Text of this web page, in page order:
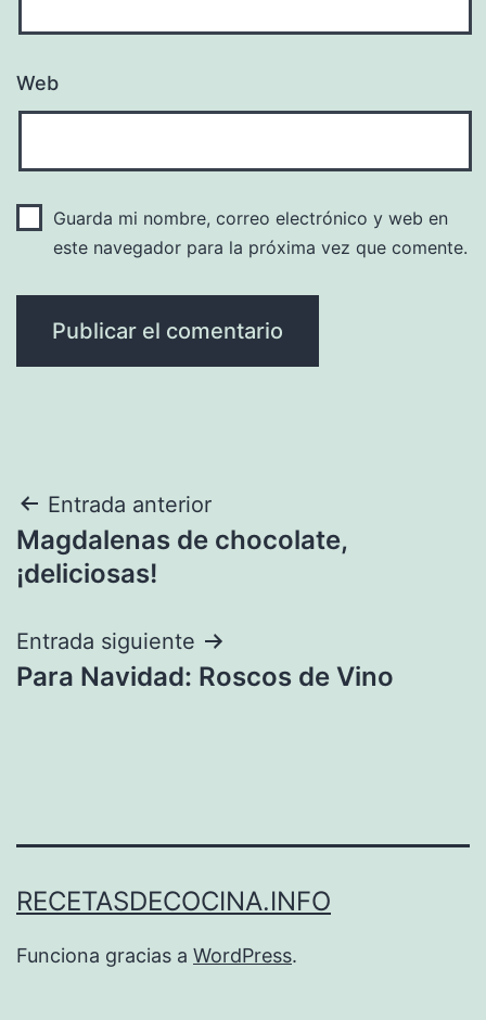
Web
Guarda mi nombre, correo electrónico y web en
este navegador para la próxima vez que comente.
Navegación
de
Entrada anterior
Magdalenas de chocolate,
¡deliciosas!
Entrada siguiente
Para Navidad: Roscos de Vino
RECETASDECOCINA.INFO
Funciona gracias a WordPress.